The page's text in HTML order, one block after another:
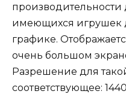
производительности
имеющихся игрушек
графике.
очень большом
Разрешение для
соответствующее: